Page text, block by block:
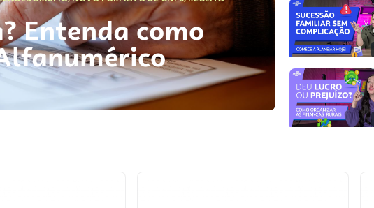
Entenda como